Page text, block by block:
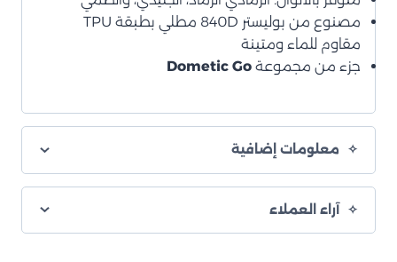
مصنوع من بوليستر 840D مطلي بطبقة TPU
مقاوم للماء ومتينة
جزء من مجموعة Dometic Go
معلومات إضافية
آراء العملاء